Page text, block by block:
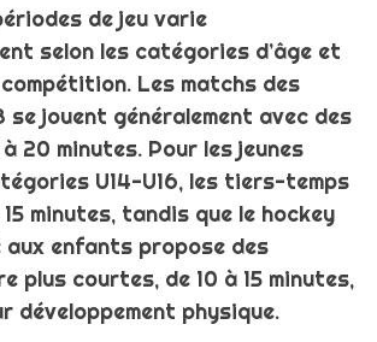
de jeu varie
selon les catégories d’âge et
Les matchs des
se jouent généralement avec des
20 minutes. Pour les jeunes
U14-U16, les tiers-temps
minutes, tandis que le hockey
aux enfants propose des
plus courtes, de 10 à 15 minutes,
développement physique.